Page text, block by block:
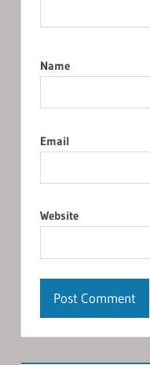
Name
Email
Website